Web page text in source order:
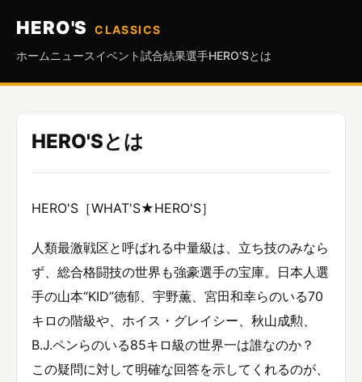
HERO'S
CLASSICS
ホーム ニュースイベント試合結果選手HERO'Sとは
HERO'Sとは
HERO'S［WHAT'S★HERO'S］
人類最激戦区と呼ばれる中量級は、立ち技のみなら
ず、総合格闘技の世界も強豪選手の宝庫。日本人選
手の山本“KID”徳郁、宇野薫、宮田和幸らのいる70
キロの階級や、ホイス・グレイシー、秋山成勲、
B.J.ペンらのいる85キロ級の世界一は誰なのか？
この疑問に対して明確な回答を示してくれるのが、